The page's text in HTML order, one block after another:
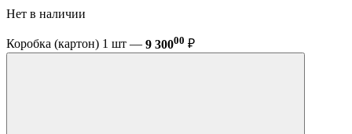
Нет в наличии
Коробка (картон) 1 шт — 9 30000 ₽